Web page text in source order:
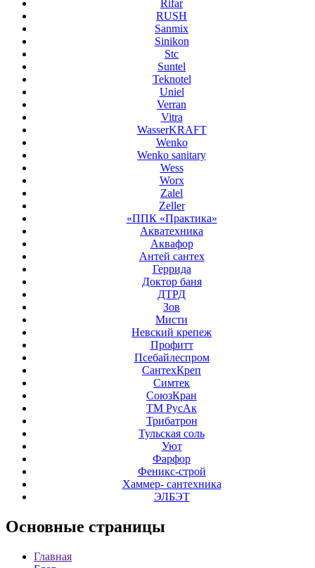
Rifar
RUSH
Sanmix
Sinikon
Stc
Suntel
Teknotel
Uniel
Verran
Vitra
WasserKRAFT
Wenko
Wenko sanitary
Wess
Worx
Zalel
Zeller
«ППК «Практика»
Акватехника
Аквафор
Антей сантех
Геррида
Доктор баня
ДТРД
Зов
Мисти
Невский крепеж
Профитт
Псебайлеспром
СантехКреп
Симтек
СоюзКран
ТМ РусАк
Трибатрон
Тульская соль
Уют
Фарфор
Феникс-строй
Хаммер- сантехника
ЭЛБЭТ
Основные страницы
Главная